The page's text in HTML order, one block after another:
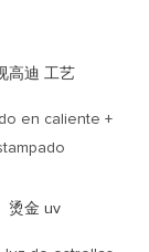
en caliente +